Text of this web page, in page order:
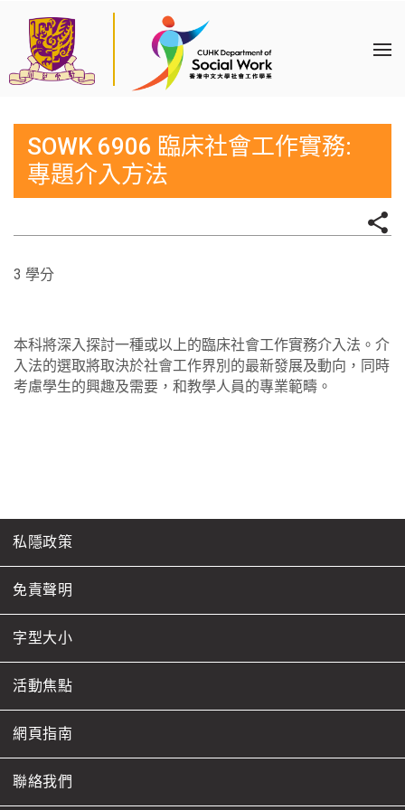
SOWK 6906 臨床社會工作實務:
專題介入方法
3 學分
本科將深入探討一種或以上的臨床社會工作實務介入法。介
入法的選取將取決於社會工作界別的最新發展及動向，同時
考慮學生的興趣及需要，和教學人員的專業範疇。
私隱政策
免責聲明
字型大小
活動焦點
網頁指南
聯絡我們